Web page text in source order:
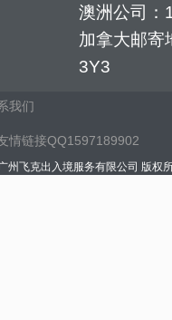
澳洲公司：
加拿大邮寄
3Y3
我们
情链接QQ1597189902
州飞克出入境服务有限公司 版权